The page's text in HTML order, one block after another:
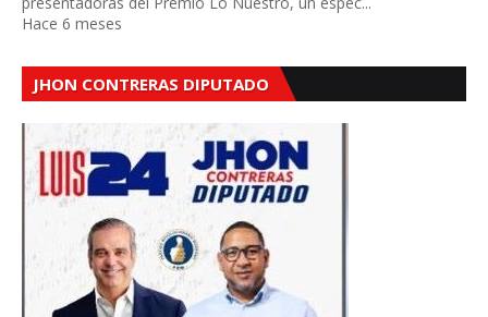
Hace 6 meses
JHON CONTRERAS DIPUTADO